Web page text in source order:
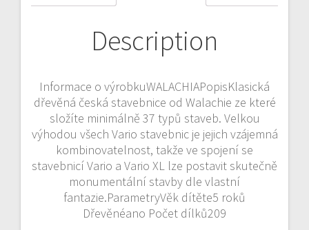
Description
Informace o výrobkuWALACHIAPopisKlasická
dřevěná česká stavebnice od Walachie ze které
složíte minimálně 37 typů staveb. Velkou
výhodou všech Vario stavebnic je jejich vzájemná
kombinovatelnost, takže ve spojení se
stavebnicí Vario a Vario XL lze postavit skutečně
monumentální stavby dle vlastní
fantazie.ParametryVěk dítěte5 roků
Dřevěnéano Počet dílků209